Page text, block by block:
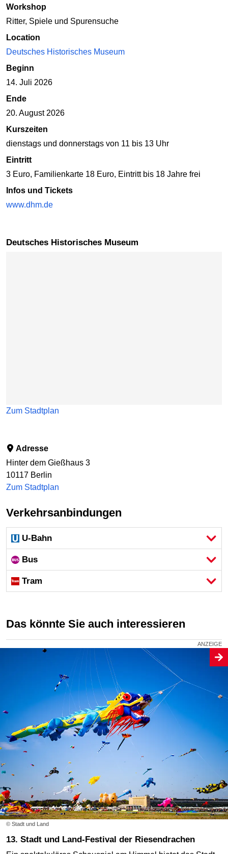
Workshop
Ritter, Spiele und Spurensuche
Location
Deutsches Historisches Museum
Beginn
14. Juli 2026
Ende
20. August 2026
Kurszeiten
dienstags und donnerstags von 11 bis 13 Uhr
Eintritt
3 Euro, Familienkarte 18 Euro, Eintritt bis 18 Jahre frei
Infos und Tickets
www.dhm.de
Deutsches Historisches Museum
Zum Stadtplan
Adresse
Hinter dem Gießhaus 3
10117 Berlin
Zum Stadtplan
Verkehrsanbindungen
U-Bahn
Bus
Tram
Das könnte Sie auch interessieren
© Stadt und Land
13. Stadt und Land-Festival der Riesendrachen